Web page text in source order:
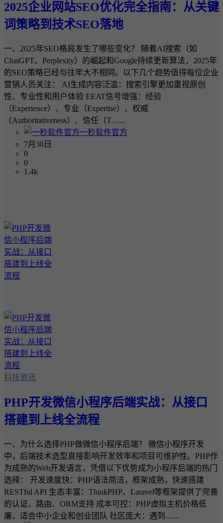
2025企业网站SEO优化完全指南：从关键
词策略到技术SEO落地
一、2025年SEO格局发生了哪些变化？ 随着AI搜索（如
ChatGPT、Perplexity）的崛起和Google持续更新算法，2025年
的SEO策略已经与往年大不相同。以下几个趋势值得每位企业
营销人员关注： AI生成内容泛滥：搜索引擎更加重视原创
性、专业性和用户体验 EEAT信号增强：经验
（Experience）、专业（Expertise）、权威
（Authoritativeness）、信任（T…...
一秒软件官方
7月30日
0
0
1.4k
科技资讯
PHP开发微信小程序后端实战：从接口
搭建到上线全流程
一、为什么选择PHP做微信小程序后端？ 微信小程序开发
中，后端技术选型直接影响开发效率和项目可维护性。PHP作
为成熟的Web开发语言，凭借以下优势成为小程序后端的热门
选择： 开发速度快：PHP语法简洁，框架成熟，快速搭建
RESTful API 生态丰富：ThinkPHP、Laravel等框架提供了完善
的认证、路由、ORM支持 成本可控：PHP虚拟主机价格低
廉，适合中小企业和创业团队 社区庞大：遇到…...